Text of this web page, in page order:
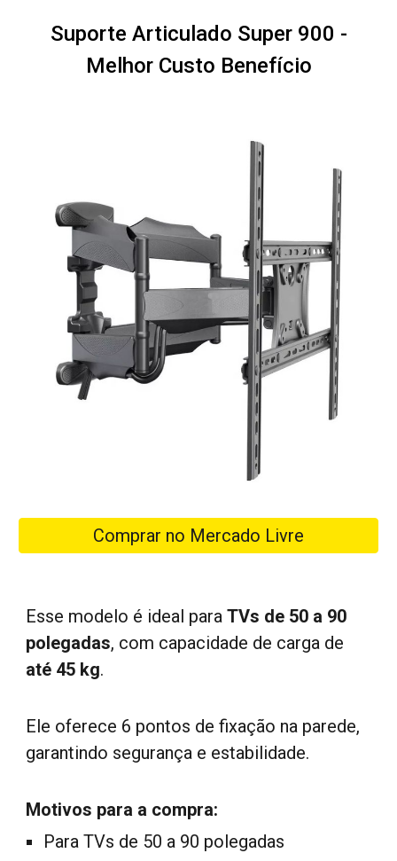
Suporte Articulado Super 900 -
Melhor Custo Benefício
Comprar no Mercado Livre
Esse modelo é ideal paraTVs de 50 a 90
polegadas, com capacidade de carga de
até 45 kg.
Ele oferece 6 pontos de fixação na parede,
garantindo segurança e estabilidade.
Motivos para a compra:
Para TVs de 50 a 90 polegadas